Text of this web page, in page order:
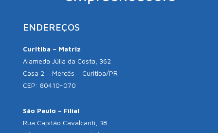
ENDEREÇOS
Curitiba – Matriz
Alameda Júlia da Costa, 362
Casa 2 – Mercês – Curitiba/PR
CEP: 80410-070
São Paulo – Filial
Rua Capitão Cavalcanti, 38